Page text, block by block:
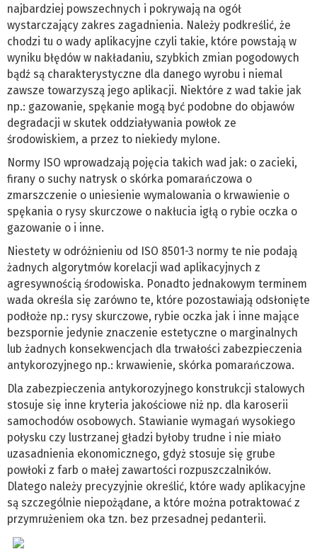
najbardziej powszechnych i pokrywają na ogół
wystarczający zakres zagadnienia. Należy podkreślić, że
chodzi tu o wady aplikacyjne czyli takie, które powstają w
wyniku błędów w nakładaniu, szybkich zmian pogodowych
bądź są charakterystyczne dla danego wyrobu i niemal
zawsze towarzyszą jego aplikacji. Niektóre z wad takie jak
np.: gazowanie, spękanie mogą być podobne do objawów
degradacji w skutek oddziaływania powłok ze
środowiskiem, a przez to niekiedy mylone.
Normy ISO wprowadzają pojęcia takich wad jak: o zacieki,
firany o suchy natrysk o skórka pomarańczowa o
zmarszczenie o uniesienie wymalowania o krwawienie o
spękania o rysy skurczowe o nakłucia igłą o rybie oczka o
gazowanie o i inne.
Niestety w odróżnieniu od ISO 8501-3 normy te nie podają
żadnych algorytmów korelacji wad aplikacyjnych z
agresywnością środowiska. Ponadto jednakowym terminem
wada określa się zarówno te, które pozostawiają odsłonięte
podłoże np.: rysy skurczowe, rybie oczka jak i inne mające
bezspornie jedynie znaczenie estetyczne o marginalnych
lub żadnych konsekwencjach dla trwałości zabezpieczenia
antykorozyjnego np.: krwawienie, skórka pomarańczowa.
Dla zabezpieczenia antykorozyjnego konstrukcji stalowych
stosuje się inne kryteria jakościowe niż np. dla karoserii
samochodów osobowych. Stawianie wymagań wysokiego
połysku czy lustrzanej gładzi byłoby trudne i nie miało
uzasadnienia ekonomicznego, gdyż stosuje się grube
powłoki z farb o małej zawartości rozpuszczalników.
Dlatego należy precyzyjnie określić, które wady aplikacyjne
są szczególnie niepożądane, a które można potraktować z
przymrużeniem oka tzn. bez przesadnej pedanterii.